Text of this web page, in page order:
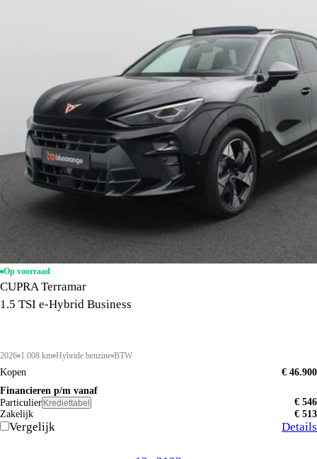
Op voorraad
CUPRA Terramar
1.5 TSI e-Hybrid Business
2026 1.008 km Hybride benzine BTW
Kopen
€ 46.900
Financieren p/m vanaf
Particulier Krediettabel
€ 546
Zakelijk
€ 513
Vergelijk Details